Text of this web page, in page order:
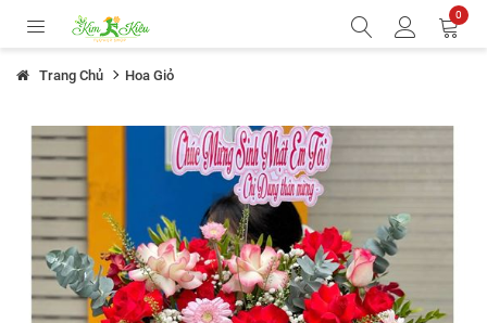
0
Trang Chủ Hoa Giỏ